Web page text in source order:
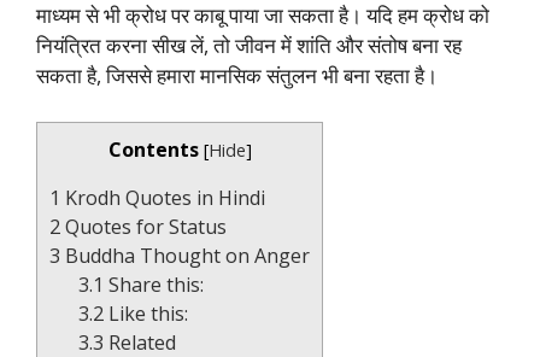
माध्यम से भी क्रोध पर काबू पाया जा सकता है। यदि हम क्रोध को
नियंत्रित करना सीख लें, तो जीवन में शांति और संतोष बना रह
सकता है, जिससे हमारा मानसिक संतुलन भी बना रहता है।
Contents [Hide]
1 Krodh Quotes in Hindi
2Quotes for Status
3 Buddha Thought on Anger
3.1 Share this:
3.2 Like this:
3.3 Related